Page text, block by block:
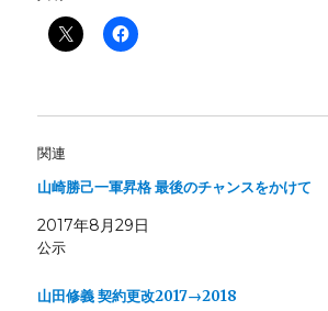
関連
山崎勝己一軍昇格 最後のチャンスをかけて
2017年8月29日
公示
山田修義 契約更改2017→2018